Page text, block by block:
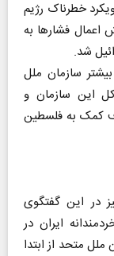
خطرناک رژیم
اعمال فشارها به
شد.
سازمان ملل
این سازمان و
کمک به فلسطین
در این گفتگوی
ایران در
متحد از ابتدا